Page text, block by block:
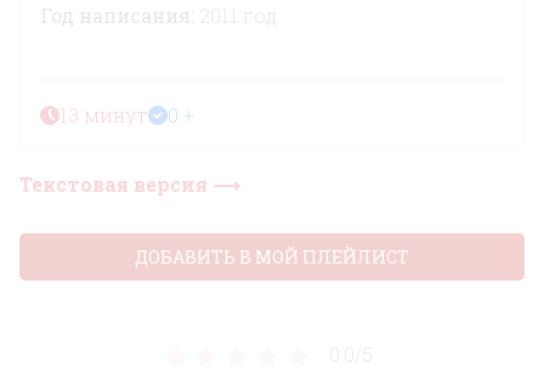
Год написания: 2011 год
13 минут 0 +
Текстовая версия ⟶
0.0/ 5
ДОБАВИТЬ В МОЙ ПЛЕЙЛИСТ